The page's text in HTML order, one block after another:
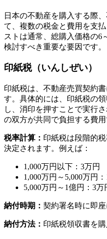
日本の不動産を購入する際
て、複数の税金と費用を支
ストは通常、総購入価格の6
検討すべき重要な要因です。
印紙税（いんしぜい）
印紙税は、不動産売買契約
す。具体的には、印紙税の
し、消印を押すことで実行
の双方が共同で負担する費用
税率計算： 印紙税は段階的
決定されます。例えば：
1,000万円以下：3万円
1,000万円～5,000万円：
5,000万円～1億円：3万
納付時期： 契約署名時に即
納付方法： 印紙税領収書を